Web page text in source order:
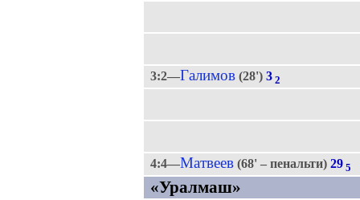
3:2—Галимов(28') 3 2
4:4—Матвеев(68' – пенальти) 29 5
«Уралмаш»